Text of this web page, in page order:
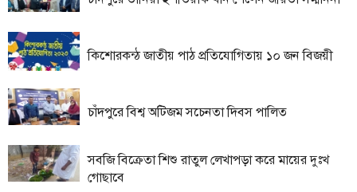
ক্যাম্পাস
ও
সংস্কৃতি
নারী
ও
শিশু
কিশোরকন্ঠ জাতীয় পাঠ প্রতিযোগিতায় ১০ জন বিজয়ী
চাঁদপুরে বিশ্ব অটিজম সচেনতা দিবস পালিত
সবজি বিক্রেতা শিশু রাতুল লেখাপড়া করে মায়ের দুঃখ
গোছাবে